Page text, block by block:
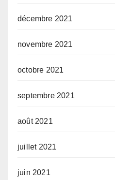
décembre 2021
novembre 2021
octobre 2021
septembre 2021
août 2021
juillet 2021
juin 2021